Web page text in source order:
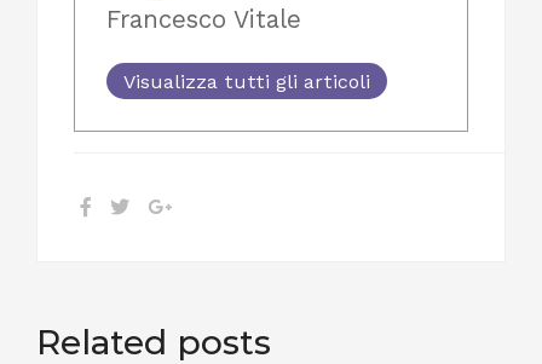
Francesco Vitale
Visualizza tutti gli articoli
Related posts